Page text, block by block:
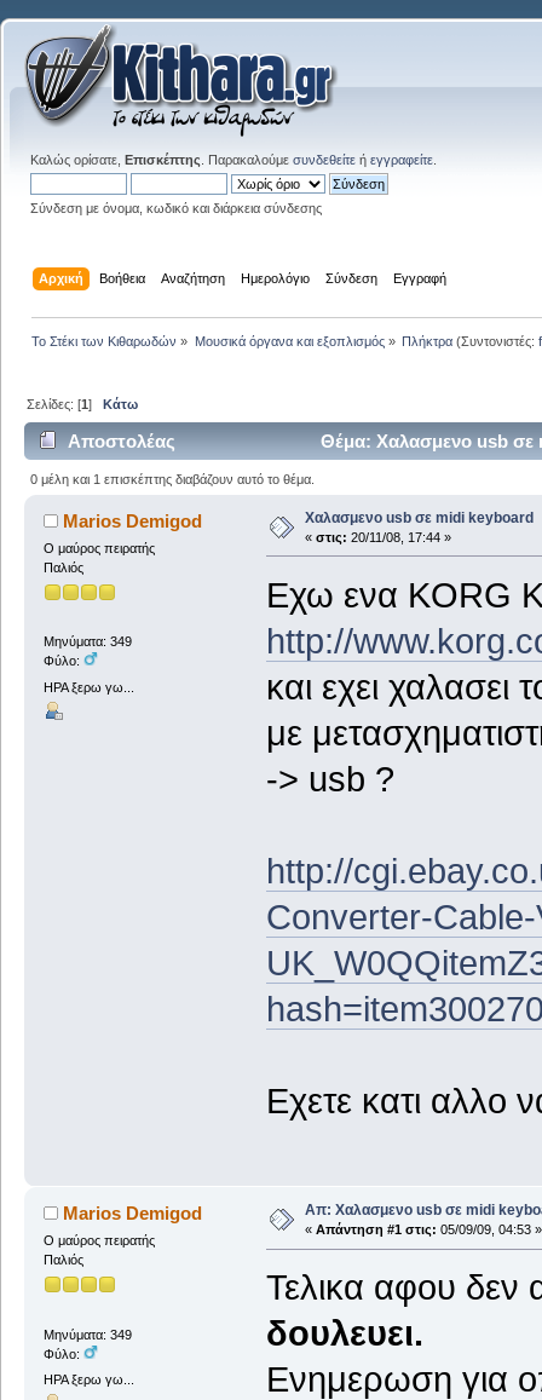
Καλώς ορίσατε, Επισκέπτης . Παρακαλούμε συνδεθείτε ή εγγραφείτε
Σύνδεση με όνομα, κωδικό και διάρκεια σύνδεσης
Αρχική Βοήθεια Αναζήτηση Ημερολόγιο Σύνδεση Εγγραφή
Το Στέκι των Κιθαρωδών » Μουσικά όργανα και εξοπλισμός» Πλήκτρα(Συντονιστές:
Σελίδες: [1]Κάτω
Αποστολέας Θέμα: Χαλασμενο usb σε
0 μέλη και 1 επισκέπτης διαβάζουν αυτό το θέμα.
Marios Demigod
Ο μαύρος πειρατής
Παλιός
Μηνύματα: 349
Φύλο:
ΗΡΑ ξερω γω...
Χαλασμενο usb σε midi keyboard
« στις: 20/11/08, 17:44 »
Εχω ενα KORG
http://
και εχει χαλασει
με
-> usb ?
http://
Converter-
Εχετε κατι αλλο
Marios Demigod
Ο μαύρος πειρατής
Παλιός
Μηνύματα: 349
Φύλο:
ΗΡΑ ξερω γω...
Απ: Χαλασμενο usb σε midi
« Απάντηση #1 στις: 05/09/09, 04:53 »
Τελικα αφου δεν
δουλευει.
Ενημερωση για